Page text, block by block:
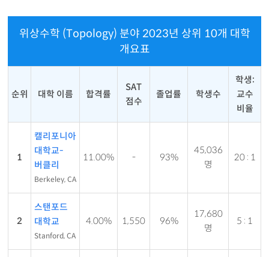
위상수학 (Topology) 분야 2023년 상위 10개 대학
개요표
순위 대학 이름 합격률
SAT
점수
졸업률 학생수
학생:
교수
비율
1
캘리포니아
대학교-
버클리
Berkeley, CA
11.00% - 93%
45,036
명
20 : 1
2
스탠포드
대학교
Stanford, CA
4.00% 1,550 96%
17,680
명
5 : 1